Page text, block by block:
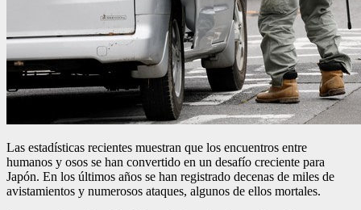
Las estadísticas recientes muestran que los encuentros entre
humanos y osos se han convertido en un desafío creciente para
Japón. En los últimos años se han registrado decenas de miles de
avistamientos y numerosos ataques, algunos de ellos mortales.